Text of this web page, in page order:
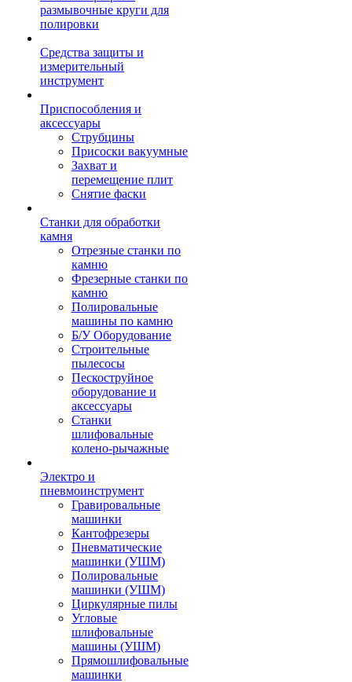
размывочные круги для
полировки
Средства защиты и
измерительный
инструмент
Приспособления и
аксессуары
Струбцины
Присоски вакуумные
Захват и
перемещение плит
Снятие фаски
Станки для обработки
камня
Отрезные станки по
камню
Фрезерные станки по
камню
Полировальные
машины по камню
Б/У Оборудование
Строительные
пылесосы
Пескоструйное
оборудование и
аксессуары
Станки
шлифовальные
колено-рычажные
Электро и
пневмоинструмент
Гравировальные
машинки
Кантофрезеры
Пневматические
машинки (УШМ)
Полировальные
машинки (УШМ)
Циркулярные пилы
Угловые
шлифовальные
машины (УШМ)
Прямошлифовальные
машинки